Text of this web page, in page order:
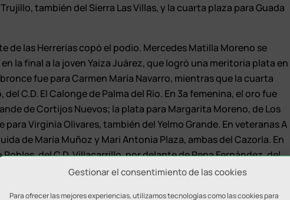
Gestionar el consentimiento de las cookies
Para ofrecer las mejores experiencias, utilizamos tecnologías como las cookies para
también del Sierra Las Villas, y la cuarta plaza para Guada
de las Herrerías copó el podio. Mercedes Matilla Moreno se
la final a la joven Yaiza Juárez, que logró una meritoria plata en
fue para Carmen María Navarro, mientras que la cuarta
C.D. El Calonge de Palma del Río. En 3ª femenina, el oro fue
de Cortijos Nuevos; la plata para Margarita Moreno, de Los
para Virginia Olivares, también del Yelmo Grande. En veteranas A
de María Muñoz y Mari Antonia Plaza, ambas del Cazorla. En
del C.D. Villacarrillo, por delante de Pepa Fernández, del
Puente de las Herrerías.
del Circuito Regional Aceite Puerta de las Villas. En 1ª